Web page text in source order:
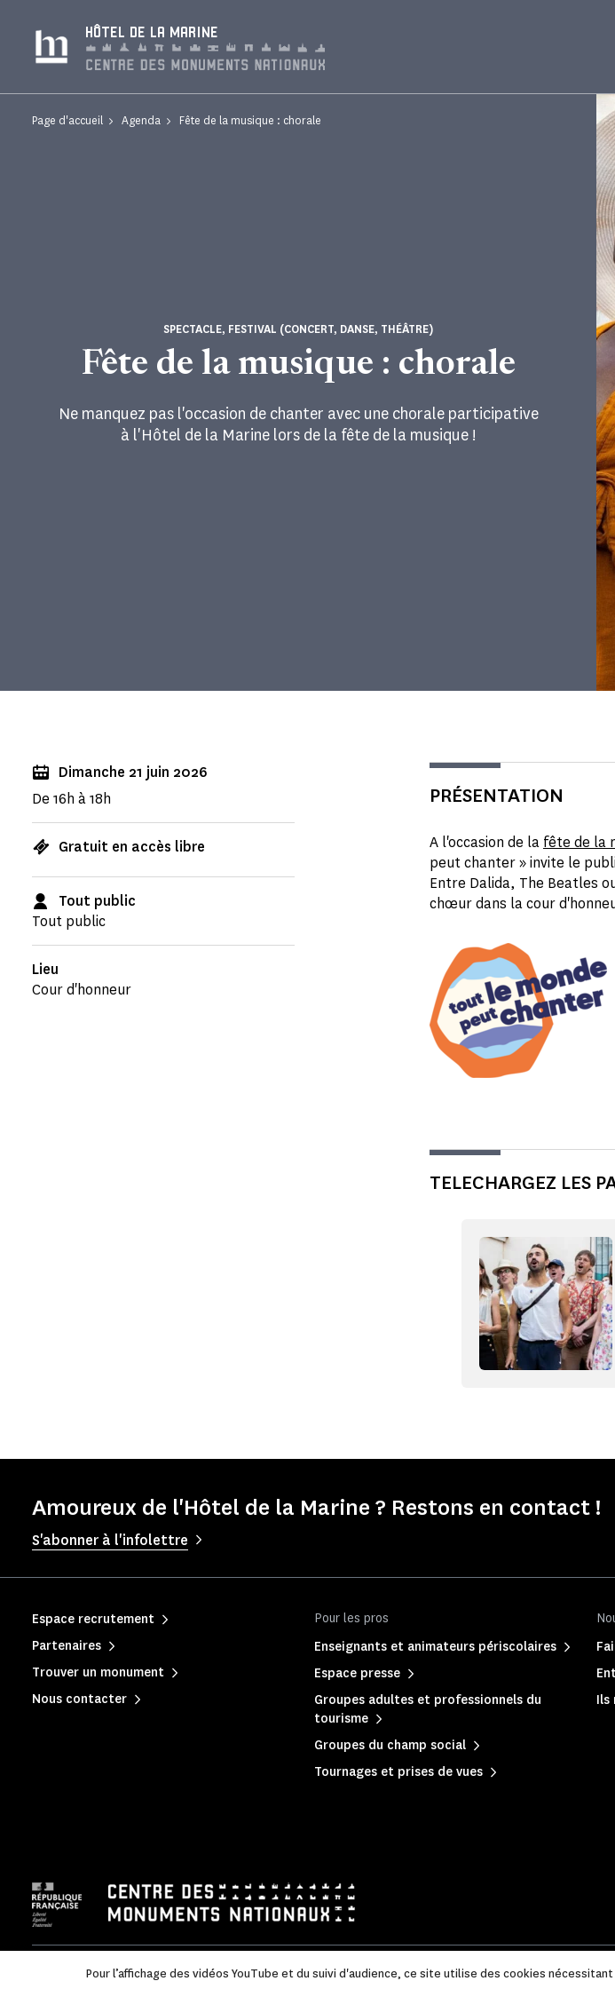
HÔTEL DE LA MARINE
Page d'accueil Agenda Fête de la musique : chorale
Fête de la musique : chorale
SPECTACLE, FESTIVAL (CONCERT, DANSE, THÉÂTRE)
Ne manquez pas l'occasion de chanter avec une chorale participative
à l'Hôtel de la Marine lors de la fête de la musique !
Dimanche 21 juin 2026
De 16h à 18h
Gratuit en accès libre
Tout public
Tout public
Lieu
Cour d'honneur
PRÉSENTATION
A l'occasion de la fête de la
peut chanter » invite le
Entre Dalida, The Beatles
chœur dans la cour
TELECHARGEZ LES
Amoureux de l'Hôtel de la Marine ? Restons en contact !
S'abonner à l'infolettre
Pour les pros
Enseignants et animateurs périscolaires
Espace presse
Groupes adultes et professionnels du
tourisme
Groupes du champ social
Tournages et prises de vues
Ils
Espace recrutement
Partenaires
Trouver un monument
Nous contacter
Mentions légales | Politique de confidentialité | Informations légales et administratives |
Pour l’affichage des vidéos YouTube et du suivi d'audience, ce site utilise des cookies